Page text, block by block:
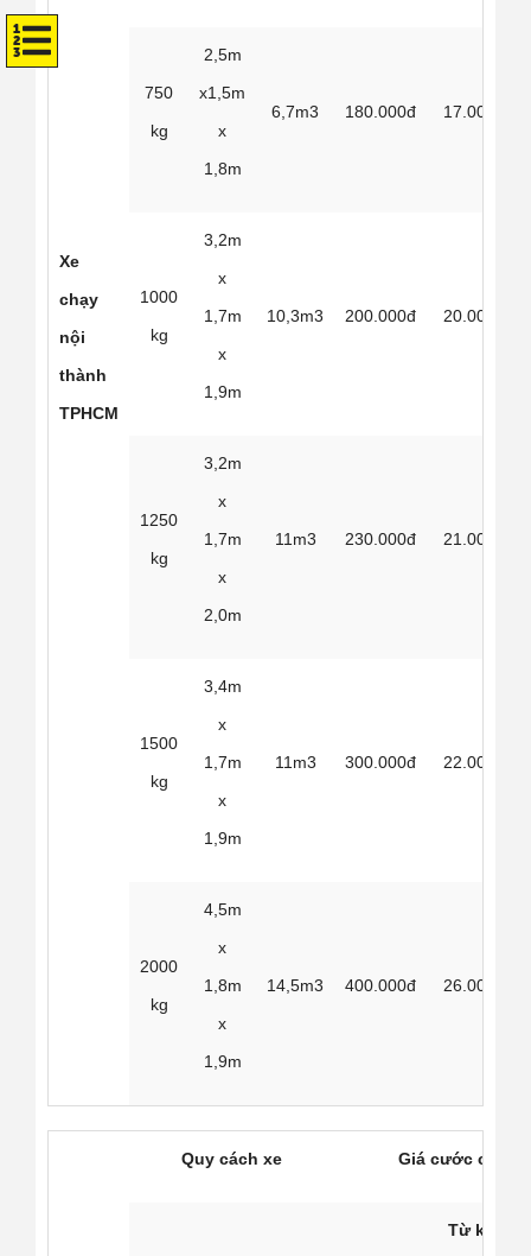
Xe
chạy
nội
thành
TPHCM
750
kg
2,5m
x1,5m
x
1,8m
6,7m3 180.000đ 17.000đ
1000
kg
3,2m
x
1,7m
x
1,9m
10,3m3 200.000đ 20.000đ
1250
kg
3,2m
x
1,7m
x
2,0m
11m3 230.000đ 21.000đ
1500
kg
3,4m
x
1,7m
x
1,9m
11m3 300.000đ 22.000đ
2000
kg
4,5m
x
1,8m
x
1,9m
14,5m3 400.000đ 26.000đ
Quy cách xe Giá cước có
Từ km